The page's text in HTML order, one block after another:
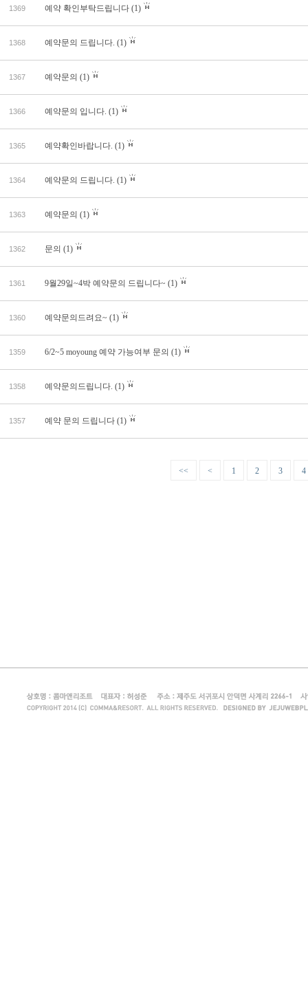
1369 예약 확인부탁드립니다 (1)
1368 예약문의 드립니다. (1)
1367 예약문의 (1)
1366 예약문의 입니다. (1)
1365 예약확인바랍니다. (1)
1364 예약문의 드립니다. (1)
1363 예약문의 (1)
1362 문의 (1)
1361 9월29일~4박 예약문의 드립니다~ (1)
1360 예약문의드려요~ (1)
1359 6/2~5 moyoung 예약 가능여부 문의 (1)
1358 예약문의드립니다. (1)
1357 예약 문의 드립니다 (1)
<< < 1 2 3 4